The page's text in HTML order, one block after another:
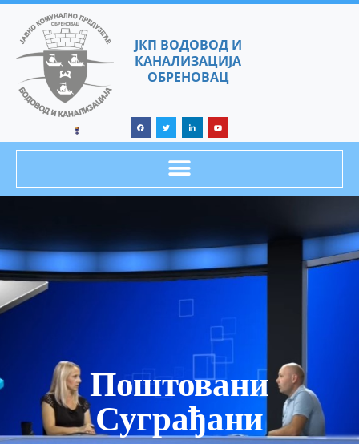
ЈКП ВОДОВОД И
КАНАЛИЗАЦИЈА
ОБРЕНОВАЦ
Поштовани
Суграђани